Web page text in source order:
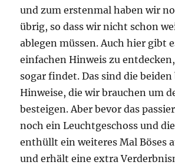
und zum erstenmal haben wir
übrig, so dass wir nicht schon
ablegen müssen. Auch hier gibt
einfachen Hinweis zu
sogar findet. Das sind die
Hinweise, die wir brauchen um
besteigen. Aber bevor das
noch ein Leuchtgeschoss und
enthüllt ein weiteres Mal Böses
und erhält eine extra